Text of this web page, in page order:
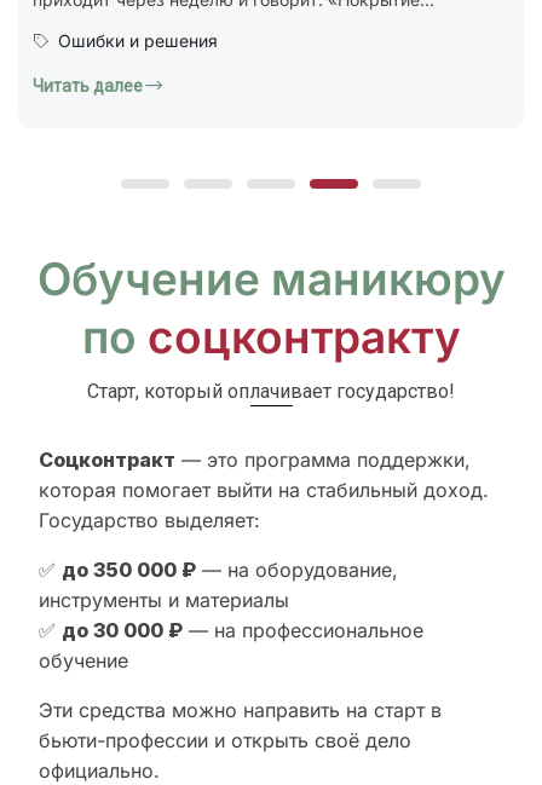
Юридическая грамотность
Обучение маникюру
по соцконтракту
Старт, который оплачивает государство!
Соцконтракт — это программа поддержки,
которая помогает выйти на стабильный доход.
Государство выделяет:
✅ до 350 000 ₽ — на оборудование,
инструменты и материалы
✅ до 30 000 ₽ — на профессиональное
обучение
Эти средства можно направить на старт в
бьюти-профессии и открыть своё дело
официально.